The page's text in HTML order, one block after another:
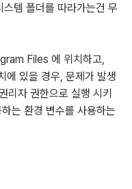
템 폴더를 따라가는건 무
Files 에 위치하고,
에 있을 경우, 문제가 발생
리자 권한으로 실행 시키
는 환경 변수를 사용하는